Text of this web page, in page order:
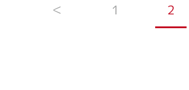
＜ 1 2